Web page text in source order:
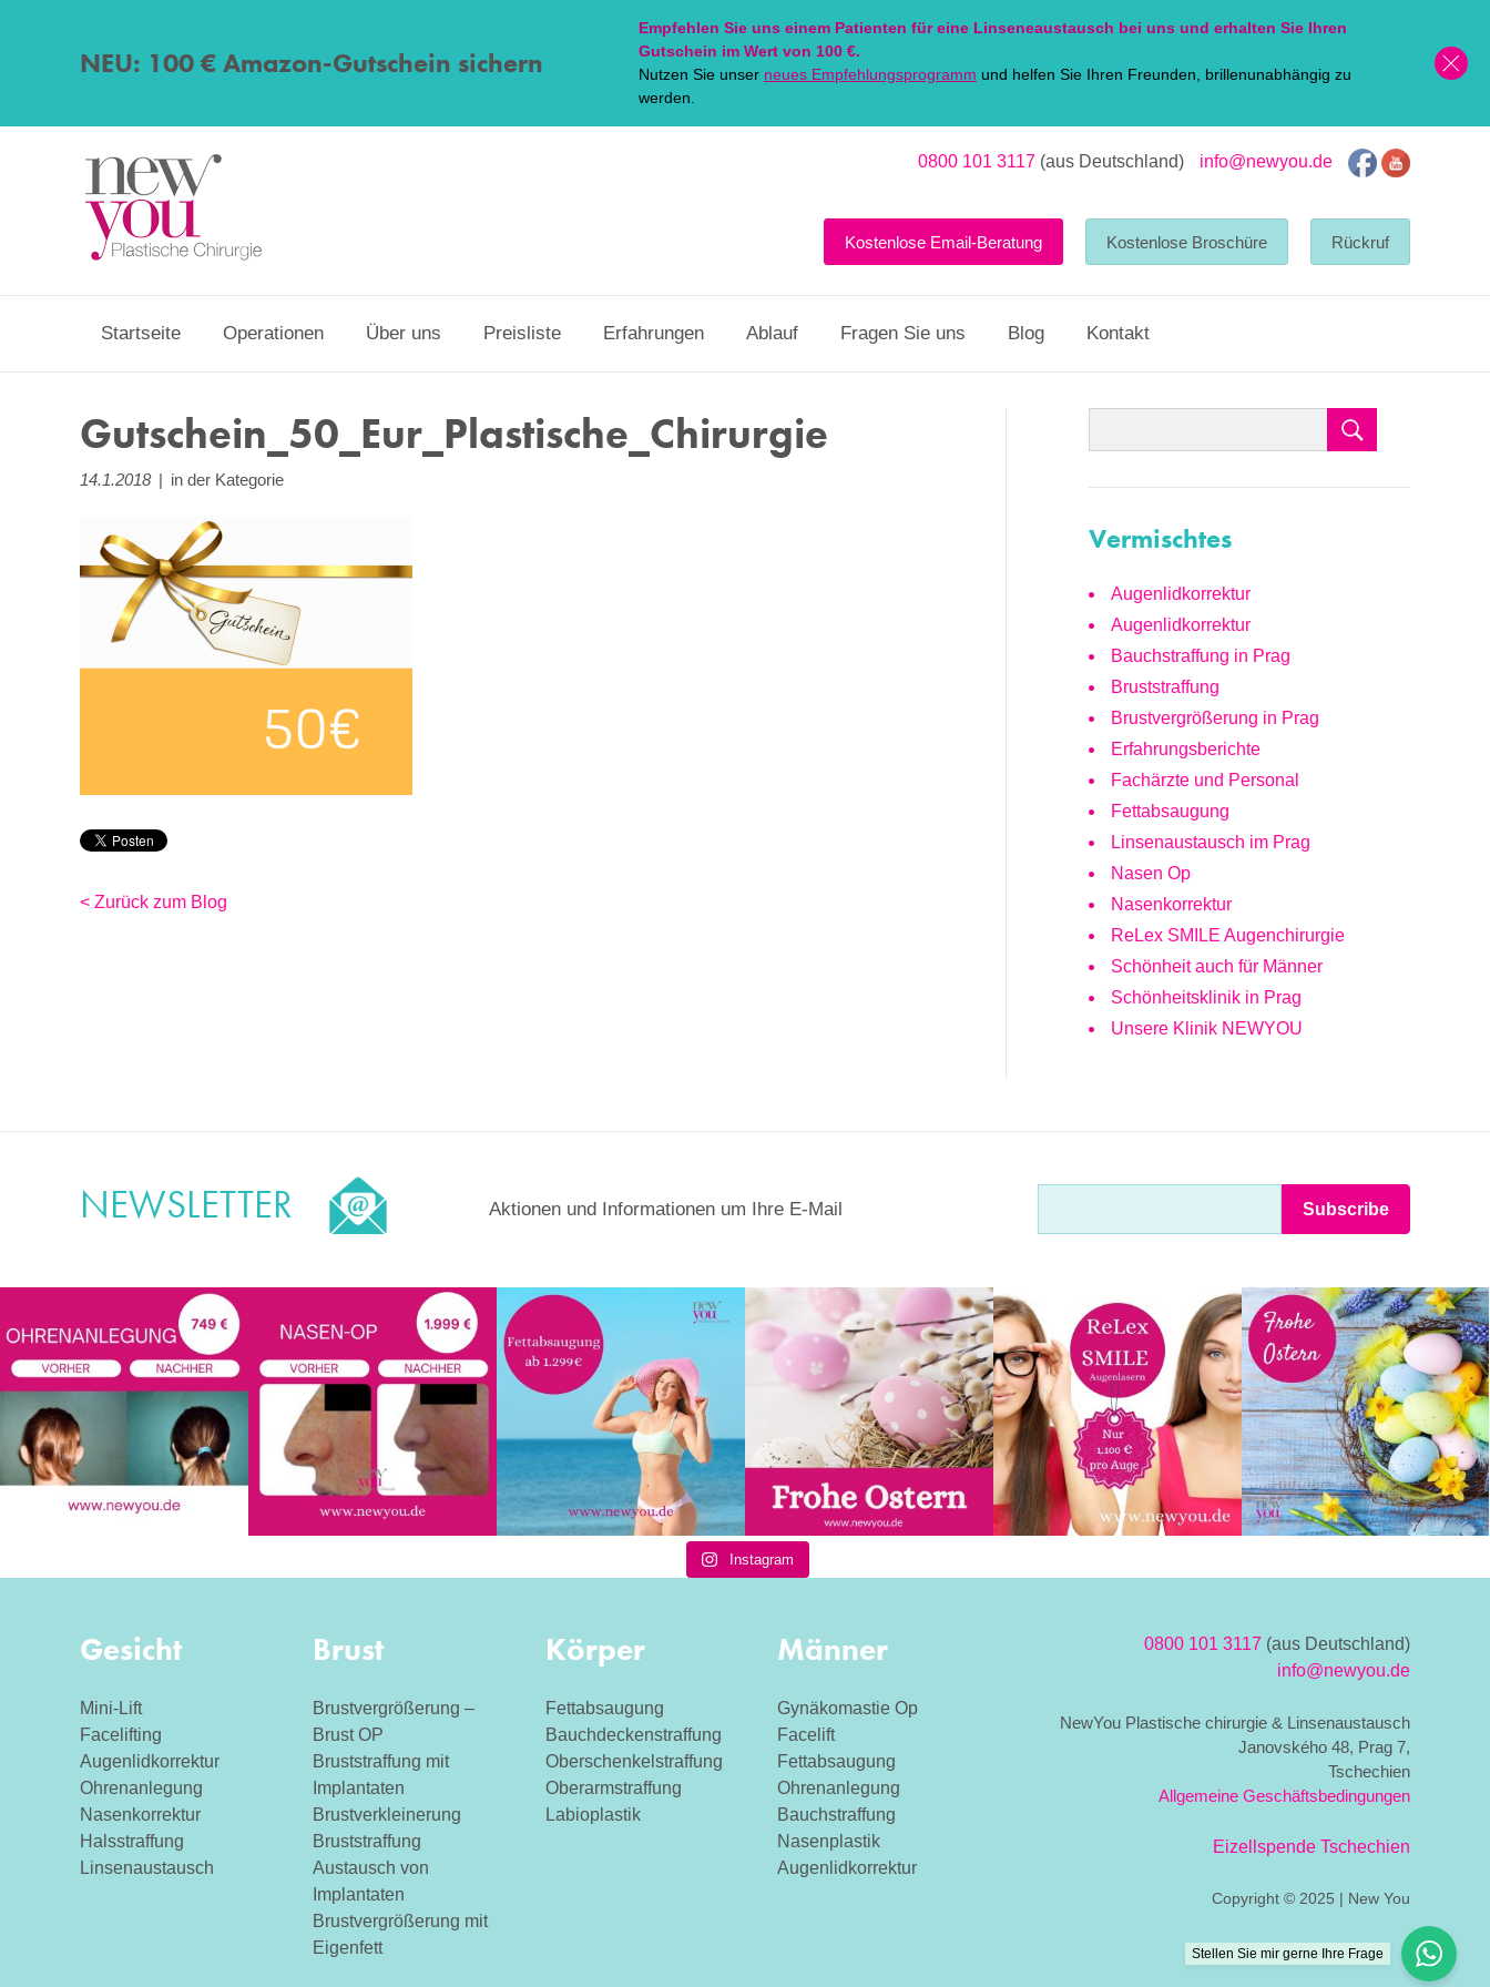
NEU: 100 € Amazon-Gutschein sichern
Empfehlen Sie uns einem Patienten für eine Linseneaustausch bei uns und erhalten Sie Ihren
Gutschein im Wert von 100 €.
Nutzen Sie unser neues Empfehlungsprogramm und helfen Sie Ihren Freunden, brillenunabhängig zu
werden.
0800 101 3117 (aus Deutschland) info@newyou.de
Startseite Operationen Über uns Preisliste Erfahrungen Ablauf Fragen Sie uns Blog Kontakt
Kostenlose Email-Beratung Kostenlose Broschüre Rückruf
Gutschein_50_Eur_Plastische_Chirurgie
14.1.2018 | in der Kategorie
< Zurück zum Blog
Vermischtes
Augenlidkorrektur
Augenlidkorrektur
Bauchstraffung in Prag
Bruststraffung
Brustvergrößerung in Prag
Erfahrungsberichte
Fachärzte und Personal
Fettabsaugung
Linsenaustausch im Prag
Nasen Op
Nasenkorrektur
ReLex SMILE Augenchirurgie
Schönheit auch für Männer
Schönheitsklinik in Prag
Unsere Klinik NEWYOU
NEWSLETTER Aktionen und Informationen um Ihre E-Mail
Instagram
Gesicht
Mini-Lift
Facelifting
Augenlidkorrektur
Ohrenanlegung
Nasenkorrektur
Halsstraffung
Linsenaustausch
Brust
Brustvergrößerung –
Brust OP
Bruststraffung mit
Implantaten
Brustverkleinerung
Bruststraffung
Austausch von
Implantaten
Brustvergrößerung mit
Eigenfett
Körper
Fettabsaugung
Bauchdeckenstraffung
Oberschenkelstraffung
Oberarmstraffung
Labioplastik
Männer
Gynäkomastie Op
Facelift
Fettabsaugung
Ohrenanlegung
Bauchstraffung
Nasenplastik
Augenlidkorrektur
0800 101 3117 (aus Deutschland)
info@newyou.de
NewYou Plastische chirurgie & Linsenaustausch
Janovského 48, Prag 7,
Tschechien
Allgemeine Geschäftsbedingungen
Eizellspende Tschechien
Copyright © 2025 | New You
Stellen Sie mir gerne Ihre Frage